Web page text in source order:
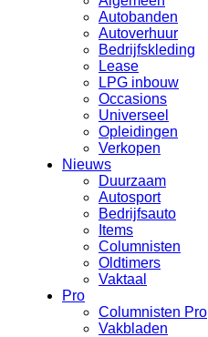
Autobanden
Autoverhuur
Bedrijfskleding
Lease
LPG inbouw
Occasions
Universeel
Opleidingen
Verkopen
Nieuws
Duurzaam
Autosport
Bedrijfsauto
Items
Columnisten
Oldtimers
Vaktaal
Pro
Columnisten Pro
Vakbladen